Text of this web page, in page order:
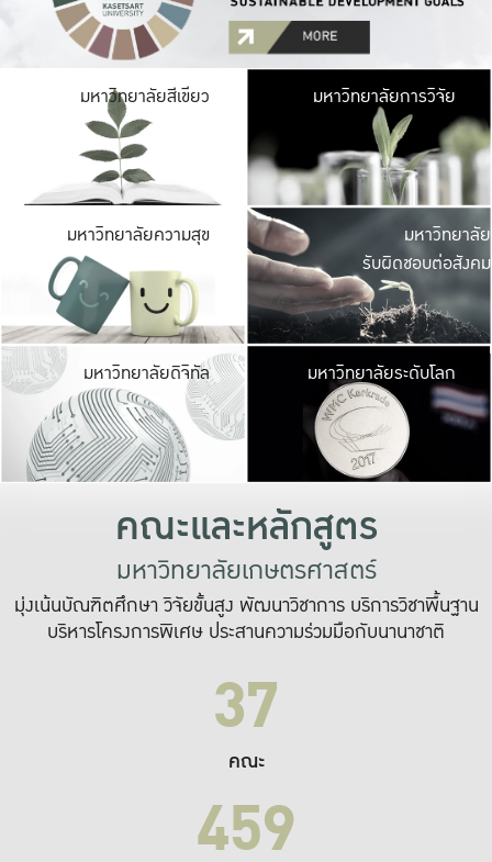
มหาวิทยาลัยสีเขียว มหาวิ
มีพื้นที่เขียวสดใส
เป็นป่าในเมือง เกษต
มหาวิทยาลัยการวิจัย
มหาวิทยาลัยความสุข มหาวิ
ค
เปิดประ
และพบเรื่องราวใ
มหาวิทยาลัย
รับผิดชอบต่อสังคม
มหาวิทยาลัยดิจิทัล มหาวิ
เปลี่ยนแปลง แล
เพื่อทำง
ระบบสารสนเทศ
มหาวิทยาลัยระดับโลก
คณะและหลักสูตร
มหาวิทยาลัยเกษตรศาสตร์
มุ่งเน้นบัณฑิตศึกษา วิจัยขั้นสูง พัฒนาวิชาการ บริการวิชาพื้นฐาน
บริหารโครงการพิเศษ ประสานความร่วมมือกับนานาชาติ
37
คณะ
459